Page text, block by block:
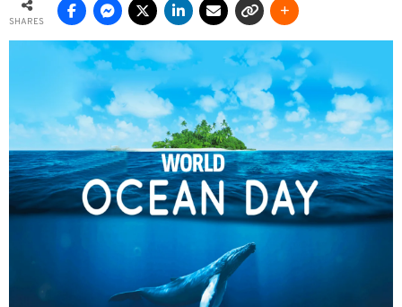
SHARES